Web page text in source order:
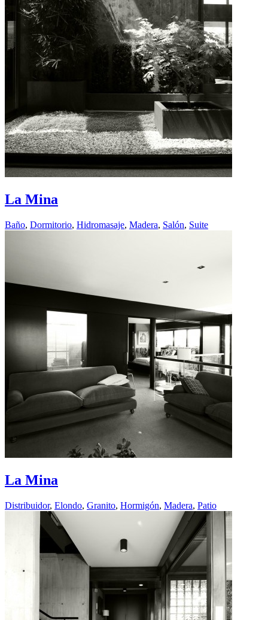
La Mina
Baño, Dormitorio, Hidromasaje, Madera, Salón, Suite
La Mina
Distribuidor, Elondo, Granito, Hormigón, Madera, Patio